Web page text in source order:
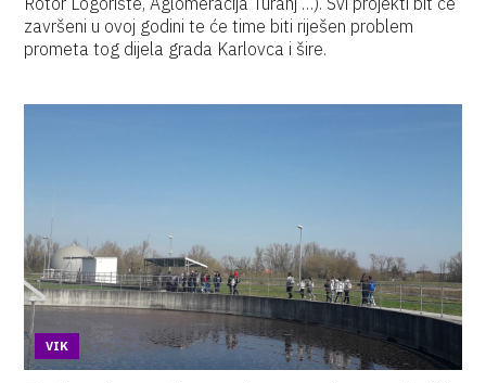
završeni u ovoj godini te će time biti riješen problem
prometa tog dijela grada Karlovca i šire.
VIK